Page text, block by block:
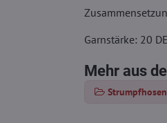
Garnstärke: 20
Mehr aus
Strumpfhosen